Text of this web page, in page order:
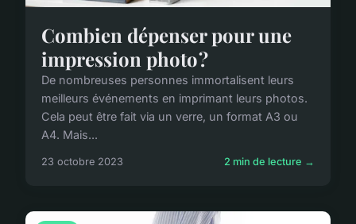
Combien dépenser pour une
impression photo ?
De nombreuses personnes immortalisent leurs
meilleurs événements en imprimant leurs photos.
Cela peut être fait via un verre, un format A3 ou
A4. Mais...
23 octobre 2023 2 min de lecture →